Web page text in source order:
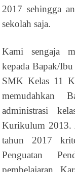
2017 sehingga
sekolah saja.
Kami sengaja
kepada Bapak/
SMK Kelas 11
memudahkan
administrasi
Kurikulum 2013.
tahun 2017
Penguatan
pembelajaran.